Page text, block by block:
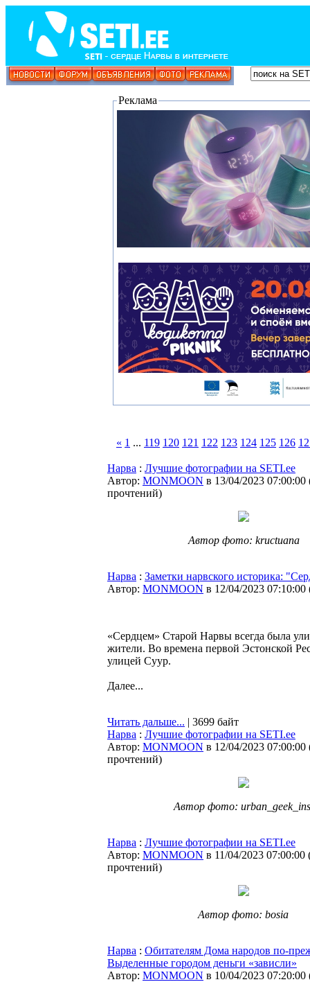
Реклама
« 1 ... 119 120 121 122 123 124 125 126
Нарва : Лучшие фотографии на SETI.ee
Автор: MONMOON в 13/04/2023 07:00:00
прочтений)
Автор фото: kructuana
Нарва : Заметки нарвского историка:
Автор: MONMOON в 12/04/2023 07:10:00
«Сердцем» Старой Нарвы всегда была
жители. Во времена первой Эстонской
улицей Суур.
Далее...
Читать дальше... | 3699 байт
Нарва : Лучшие фотографии на SETI.ee
Автор: MONMOON в 12/04/2023 07:00:00
прочтений)
Автор фото:
Нарва : Лучшие фотографии на SETI.ee
Автор: MONMOON в 11/04/2023 07:00:00
прочтений)
Автор фото: bosia
Нарва : Обитателям Дома народов по-
Выделенные городом деньги «зависли»
Автор: MONMOON в 10/04/2023 07:20:00